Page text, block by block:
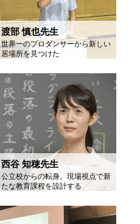
渡部 慎也先生
世界一のプロダンサーから新しい
居場所を見つけた
西谷 知穂先生
公立校からの転身。現場視点で新
たな教育課程を設計する